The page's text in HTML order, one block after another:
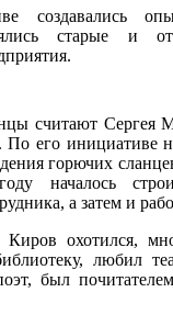
создавались
старые и
считают Сергея
По его инициативе
горючих
началось
а затем и
охотился,
любил
был